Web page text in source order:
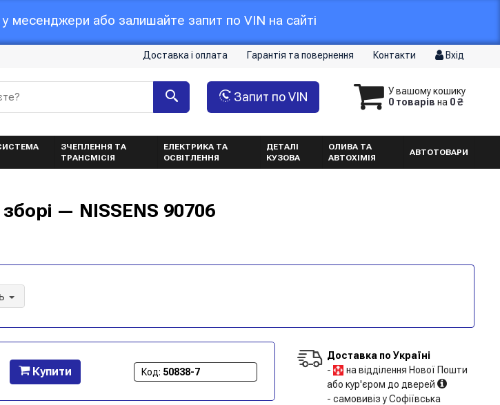
месенджери або залишайте запит по VIN на сайті
Доставка і оплата Гарантія та повернення Контакти Вхід
У вашому кошику
0 товарів на 0 ₴
Запит по VIN
ЗЧЕПЛЕННЯ ТА
ТРАНСМІСІЯ
ЕЛЕКТРИКА ТА
ОСВІТЛЕННЯ
ДЕТАЛІ
КУЗОВА
ОЛИВА ТА
АВТОХІМІЯ
АВТОТОВАРИ
— NISSENS 90706
Купити Код: 50838-7
Доставка по Україні
-
на відділення Нової Пошти
або кур'єром до дверей
- самовивіз у Софіївська